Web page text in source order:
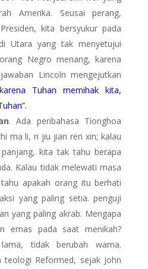
Amerika. Seusai perang,
kita bersyukur pada
Utara yang tak menyetujui
Negro menang, karena
Lincoln mengejutkan
Tuhan memihak kita,
. Ada peribahasa Tionghoa
ma li, ri jiu jian ren xin; kalau
kita tak tahu berapa
Kalau tidak melewati masa
apakah orang itu berhati
yang paling setia. penguji
yang paling akrab. Mengapa
emas pada saat menikah?
tidak berubah warna.
teologi Reformed, sejak John